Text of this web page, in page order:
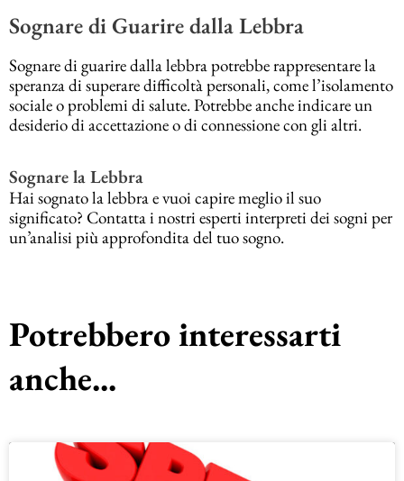
Sognare di Guarire dalla Lebbra
Sognare di guarire dalla lebbra potrebbe rappresentare la
speranza di superare difficoltà personali, come l’isolamento
sociale o problemi di salute. Potrebbe anche indicare un
desiderio di accettazione o di connessione con gli altri.
Sognare la Lebbra
Hai sognato la lebbra e vuoi capire meglio il suo
significato? Contatta i nostri esperti interpreti dei sogni per
un’analisi più approfondita del tuo sogno.
Potrebbero interessarti
anche...